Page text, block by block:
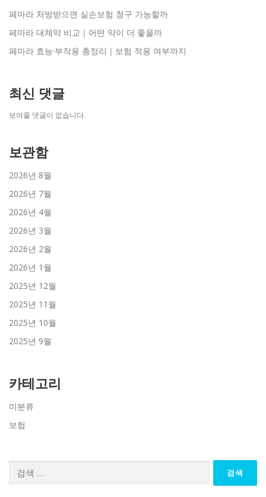
페마라 처방받으면 실손보험 청구 가능할까
페마라 대체약 비교｜어떤 약이 더 좋을까
페마라 효능·부작용 총정리｜보험 적용 여부까지
최신 댓글
보여줄 댓글이 없습니다.
보관함
2026년 8월
2026년 7월
2026년 4월
2026년 3월
2026년 2월
2026년 1월
2025년 12월
2025년 11월
2025년 10월
2025년 9월
카테고리
미분류
보험